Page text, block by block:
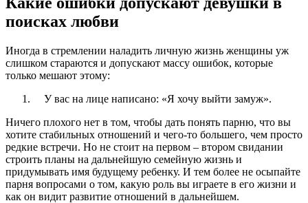
поисках любви
Иногда в стремлении наладить личную жизнь женщины уж
слишком стараются и допускают массу ошибок, которые
только мешают этому:
У вас на лице написано: «Я хочу выйти замуж».
Ничего плохого нет в том, чтобы дать понять парню, что вы
хотите стабильных отношений и чего-то большего, чем просто
редкие встречи. Но не стоит на первом – втором свидании
строить планы на дальнейшую семейную жизнь и
придумывать имя будущему ребенку. И тем более не осыпайте
парня вопросами о том, какую роль вы играете в его жизни и
как он видит развитие отношений в дальнейшем.